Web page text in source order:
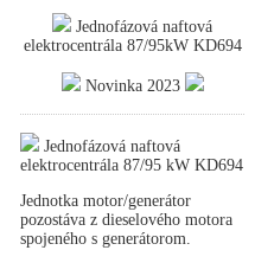
Jednofázová naftová
elektrocentrála 87/95kW KD694
Novinka 2023
Jednofázová naftová
elektrocentrála 87/95 kW KD694
Jednotka motor/generátor
pozostáva z dieselového motora
spojeného s generátorom.